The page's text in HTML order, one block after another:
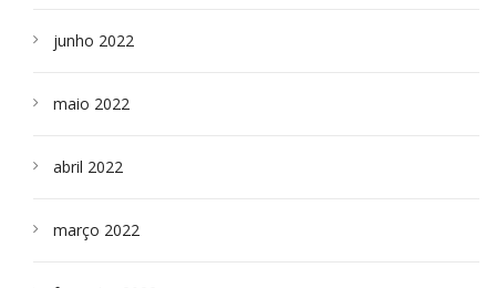
junho 2022
maio 2022
abril 2022
março 2022